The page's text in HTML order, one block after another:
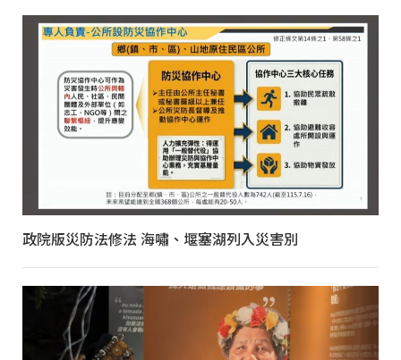
政院版災防法修法 海嘯、堰塞湖列入災害別